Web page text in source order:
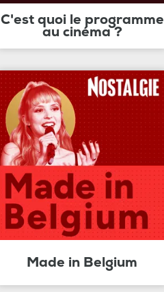
C'est quoi le programme
au cinéma ?
Made in Belgium